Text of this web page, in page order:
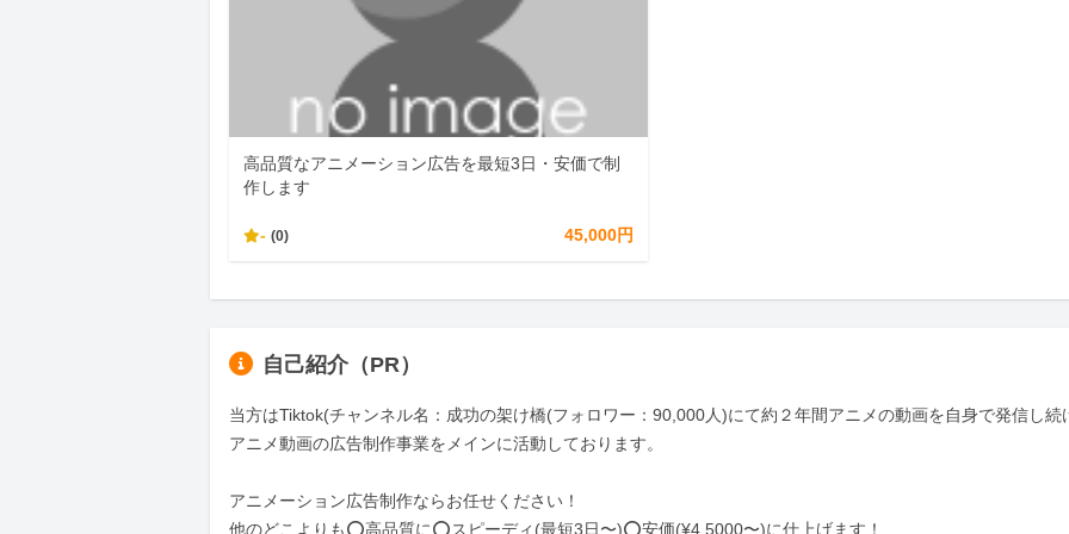
高品質なアニメーション広告を最短3日・安価で制
作します
- (0) 45,000円
自己紹介（PR）
当方はTiktok(チャンネル名：成功の架け橋(フォロワー：90,000人)にて約２年間アニメの動画を自身で発信し続
アニメ動画の広告制作事業をメインに活動しております。
アニメーション広告制作ならお任せください！
他のどこよりも⭕️高品質に⭕️スピーディ(最短3日〜)⭕️安価(¥4,5000〜)に仕上げます！